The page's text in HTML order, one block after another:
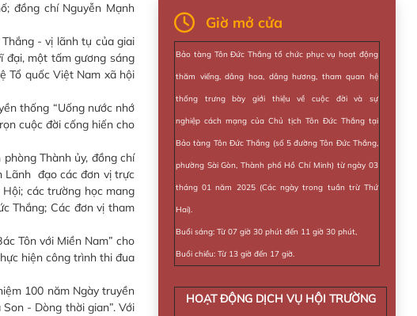
đồng chí Nguyễn Mạnh
- vị lãnh tụ của giai
đại, một tấm gương sáng
Tổ quốc Việt Nam xã hội
thống “Uống nước nhớ
cuộc đời cống hiến cho
Thành ủy, đồng chí
Lãnh đạo các đơn vị trực
các trường học mang
Thắng; Các đơn vị tham
Tôn với Miền Nam” cho
hiện công trình thi đua
100 năm Ngày truyền
- Dòng thời gian”. Với
Giờ mở cửa
Bảo tàng Tôn Đức Thắng tổ chức phục vụ hoạt động
thăm viếng, dâng hoa, dâng hương, tham quan hệ
thống trưng bày giới thiệu về cuộc đời và sự
nghiệp cách mạng của Chủ tịch Tôn Đức Thắng tại
Bảo tàng Tôn Đức Thắng (số 5 đường Tôn Đức Thắng,
phường Sài Gòn, Thành phố Hồ Chí Minh) từ ngày 03
tháng 01 năm 2025 (Các ngày trong tuần trừ Thứ
Hai).
Buổi sáng: Từ 07 giờ 30 phút đến 11 giờ 30 phút,
Buổi chiều: Từ 13 giờ đến 17 giờ.
HOẠT ĐỘNG DỊCH VỤ HỘI TRƯỜNG